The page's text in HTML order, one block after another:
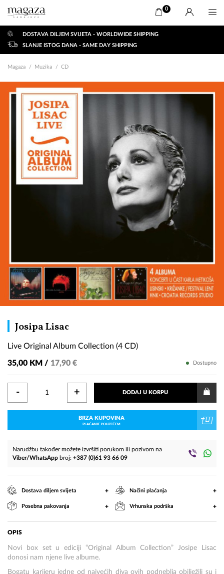
0
DOSTAVA DILJEM SVIJETA - WORLDWIDE SHIPPING
SLANJE ISTOG DANA - SAME DAY SHIPPING
Magaza Muzika CD
Josipa LisacLive
Album
Collection
(4
CD)
Live Original Album Collection (4 CD)
35,00 KM / 17,90 € Dostupno
- + DODAJ U KORPU
BRZA KUPOVINA
PLAĆANJE POUZEĆEM
Narudžbu također možete izvršiti porukom ili pozivom na
Viber/WhatsApp broj: +387 (0)61 93 66 09
Dostava diljem svijeta + Načini plaćanja +
Posebna pakovanja + Vrhunska podrška +
OPIS
Novi box set u ediciji “Original Album Collection” Josipe Lisac
donosi nam njene live albume.
Bogatu karijeru jedne od najvećih diva ovih podneblja obilježili su i